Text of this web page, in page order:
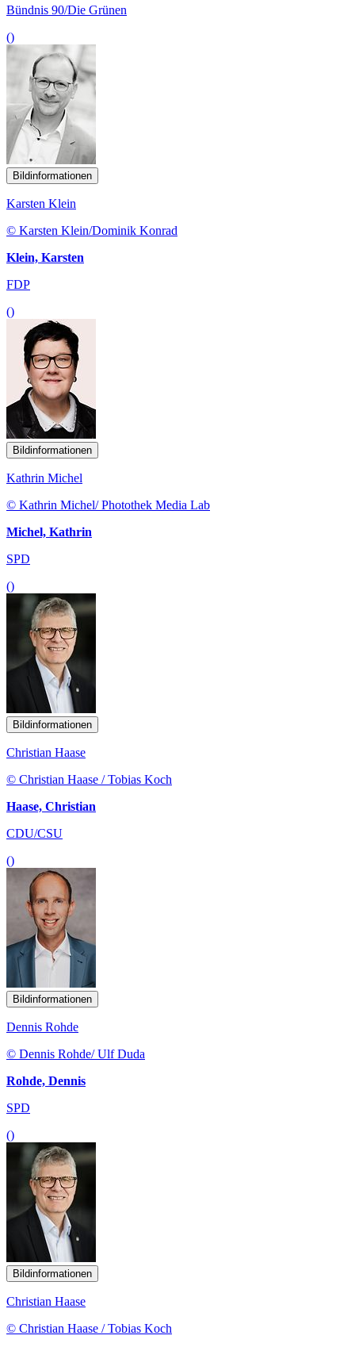
Bündnis 90/Die Grünen
()
Bildinformationen
Karsten Klein
© Karsten Klein/Dominik Konrad
Klein, Karsten
FDP
()
Bildinformationen
Kathrin Michel
© Kathrin Michel/ Photothek Media Lab
Michel, Kathrin
SPD
()
Bildinformationen
Christian Haase
© Christian Haase / Tobias Koch
Haase, Christian
CDU/CSU
()
Bildinformationen
Dennis Rohde
© Dennis Rohde/ Ulf Duda
Rohde, Dennis
SPD
()
Bildinformationen
Christian Haase
© Christian Haase / Tobias Koch